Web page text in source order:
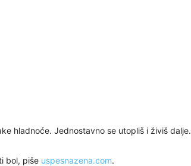
hladnoće. Jednostavno se utopliš i živiš dalje.
bol, piše uspesnazena.com.